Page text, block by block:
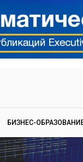
БИЗНЕС-